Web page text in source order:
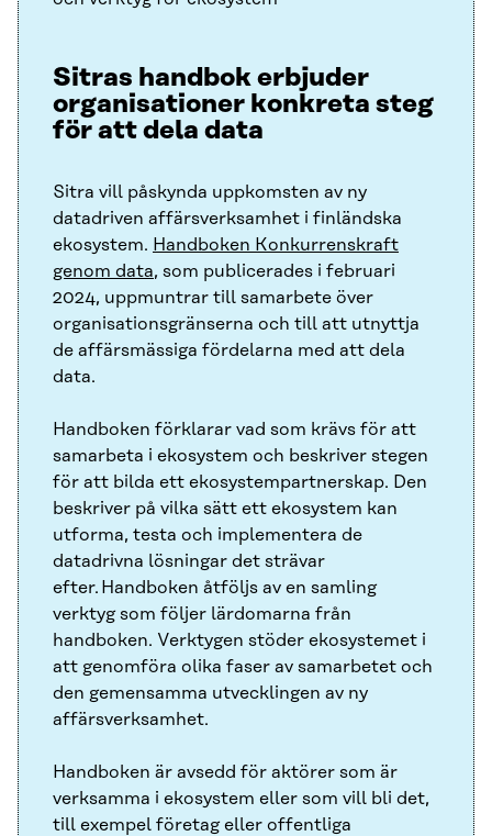
Sitras handbok erbjuder
organisationer konkreta steg
för att dela data
Sitra vill påskynda uppkomsten av ny
datadriven affärsverksamhet i finländska
ekosystem. Handboken Konkurrenskraft
genom data, som publicerades i februari
2024, uppmuntrar till samarbete över
organisationsgränserna och till att utnyttja
de affärsmässiga fördelarna med att dela
data.
Handboken förklarar vad som krävs för att
samarbeta i ekosystem och beskriver stegen
för att bilda ett ekosystempartnerskap. Den
beskriver på vilka sätt ett ekosystem kan
utforma, testa och implementera de
datadrivna lösningar det strävar
efter. Handboken åtföljs av en samling
verktyg som följer lärdomarna från
handboken. Verktygen stöder ekosystemet i
att genomföra olika faser av samarbetet och
den gemensamma utvecklingen av ny
affärsverksamhet.
Handboken är avsedd för aktörer som är
verksamma i ekosystem eller som vill bli det,
till exempel företag eller offentliga